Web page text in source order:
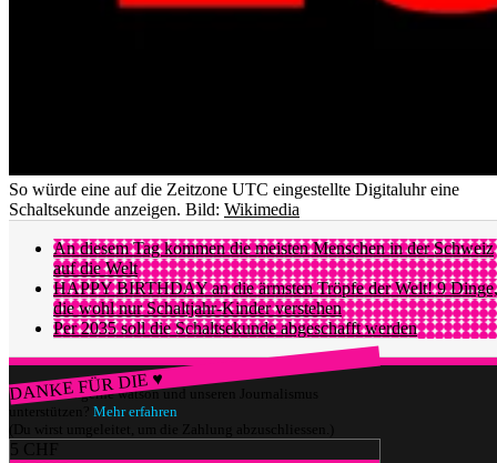
So würde eine auf die Zeitzone UTC eingestellte Digitaluhr eine
Schaltsekunde anzeigen. Bild: Wikimedia
An diesem Tag kommen die meisten Menschen in der Schweiz
auf die Welt
HAPPY BIRTHDAY an die ärmsten Tröpfe der Welt! 9 Dinge,
die wohl nur Schaltjahr-Kinder verstehen
Per 2035 soll die Schaltsekunde abgeschafft werden
DANKE FÜR DIE ♥
Würdest du gerne watson und unseren Journalismus
unterstützen? Mehr erfahren
(Du wirst umgeleitet, um die Zahlung abzuschliessen.)
5 CHF